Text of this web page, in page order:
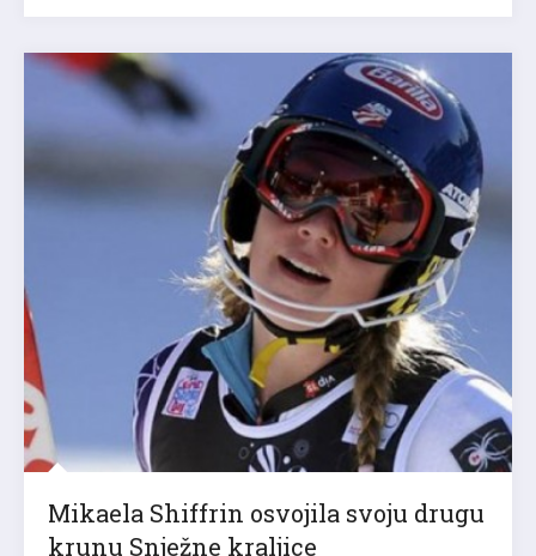
Mikaela Shiffrin osvojila svoju drugu
krunu Snježne kraljice